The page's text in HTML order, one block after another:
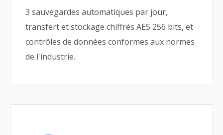
3 sauvegardes automatiques par jour,
transfert et stockage chiffrés AES 256 bits, et
contrôles de données conformes aux normes
de l'industrie.